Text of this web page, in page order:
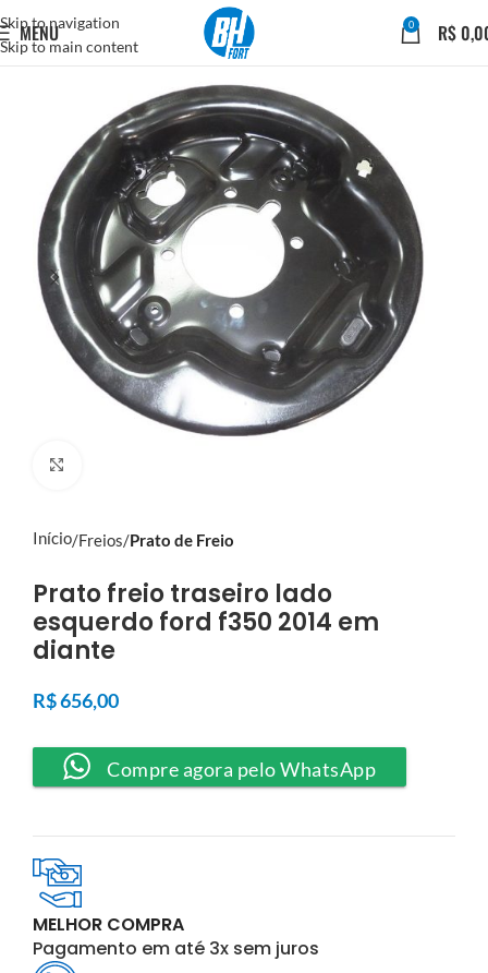
Skip to navigation
Skip to main content
MENU 0 R$
Início Freios Prato de Freio
Prato freio traseiro lado
esquerdo ford f350 2014 em
diante
R$656,00
Compre agora pelo WhatsApp
MELHOR COMPRA
Pagamento em até 3x sem juros